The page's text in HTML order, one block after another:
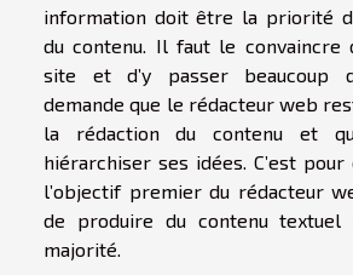
information doit être la priorité
du contenu. Il faut le
site et d’y passer beaucoup
demande que le rédacteur web
la rédaction du contenu et
hiérarchiser ses idées. C’est
l’objectif premier du rédacteur
de produire du contenu textuel
majorité.